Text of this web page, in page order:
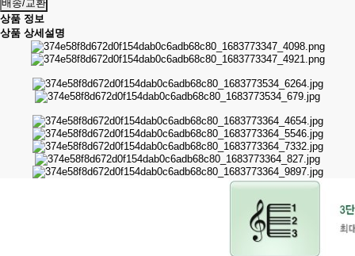
배송/교환
상품 정보
상품 상세설명